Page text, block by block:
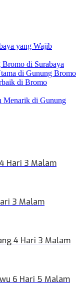
yang Wajib
di Surabaya
di Gunung Bromo
di Bromo
Menarik di Gunung
Hari 3 Malam
3 Malam
4 Hari 3 Malam
6 Hari 5 Malam